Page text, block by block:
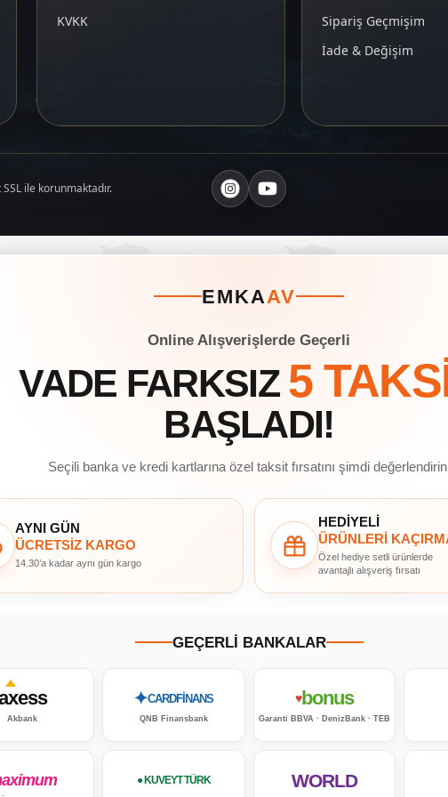
KVKK
Sipariş Geçmişim
İade & Değişim
ile korunmaktadır.
EMKAAV
Online Alışverişlerde Geçerli
VADE FARKSIZ 5
BAŞLADI!
Seçili banka ve kredi kartlarına özel taksit fırsatını şimdi
AYNI GÜN
ÜCRETSİZ KARGO
14.30’a kadar aynı gün kargo
HEDİYELİ
ÜRÜNLERİ
Özel hediye setli ürünlerde
avantajlı alışveriş fırsatı
GEÇERLİ BANKALAR
Akbank
✦CARDFİNANS
QNB Finansbank
♥bonus
Garanti BBVA · DenizBank · TEB
● KUVEYT TÜRK WORLD